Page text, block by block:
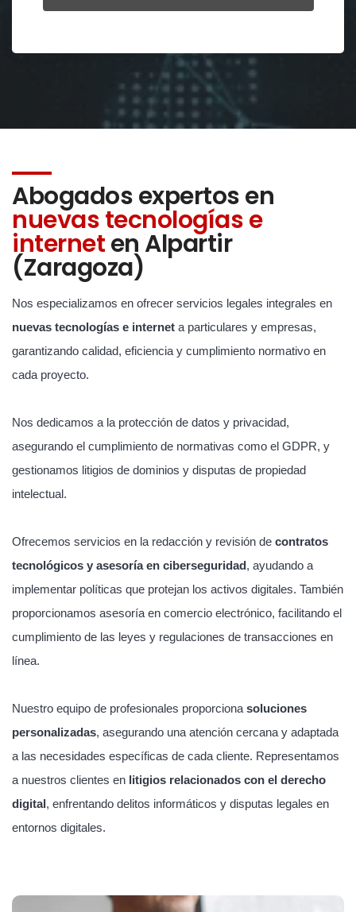
Abogados expertos en
nuevas tecnologías e
interneten Alpartir
(Zaragoza)
Nos especializamos en ofrecer servicios legales integrales en
nuevas tecnologías e internet a particulares y empresas,
garantizando calidad, eficiencia y cumplimiento normativo en
cada proyecto.
Nos dedicamos a la protección de datos y privacidad,
asegurando el cumplimiento de normativas como el GDPR, y
gestionamos litigios de dominios y disputas de propiedad
intelectual.
Ofrecemos servicios en la redacción y revisión de contratos
tecnológicos y asesoría en ciberseguridad, ayudando a
implementar políticas que protejan los activos digitales. También
proporcionamos asesoría en comercio electrónico, facilitando el
cumplimiento de las leyes y regulaciones de transacciones en
línea.
Nuestro equipo de profesionales proporciona soluciones
personalizadas, asegurando una atención cercana y adaptada
a las necesidades específicas de cada cliente. Representamos
a nuestros clientes en litigios relacionados con el derecho
digital, enfrentando delitos informáticos y disputas legales en
entornos digitales.